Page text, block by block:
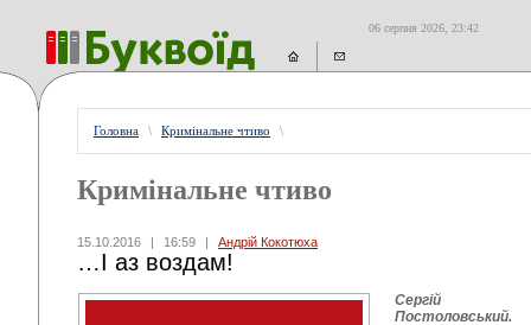
06 серпня 2026, 23:42
Головна \ Кримінальне чтиво \
Кримінальне чтиво
15.10.2016 | 16:59 | Андрій Кокотюха
…І аз воздам!
Сергій
Постоловський.